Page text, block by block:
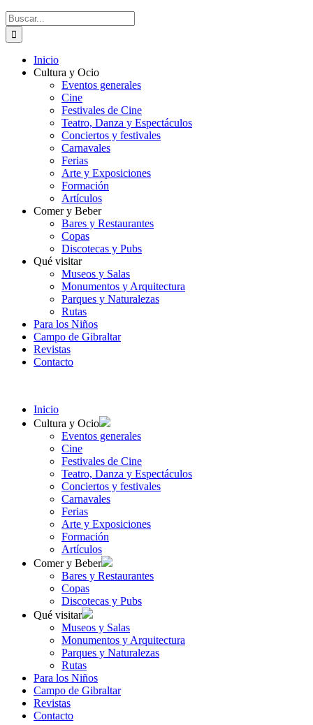
Buscar:
Inicio
Cultura y Ocio
Eventos generales
Cine
Festivales de Cine
Teatro, Danza y Espectáculos
Conciertos y festivales
Carnavales
Ferias
Arte y Exposiciones
Formación
Artículos
Comer y Beber
Bares y Restaurantes
Copas
Discotecas y Pubs
Qué visitar
Museos y Salas
Monumentos y Arquitectura
Parques y Naturalezas
Rutas
Para los Niños
Campo de Gibraltar
Revistas
Contacto
Inicio
Cultura y Ocio
Eventos generales
Cine
Festivales de Cine
Teatro, Danza y Espectáculos
Conciertos y festivales
Carnavales
Ferias
Arte y Exposiciones
Formación
Artículos
Comer y Beber
Bares y Restaurantes
Copas
Discotecas y Pubs
Qué visitar
Museos y Salas
Monumentos y Arquitectura
Parques y Naturalezas
Rutas
Para los Niños
Campo de Gibraltar
Revistas
Contacto